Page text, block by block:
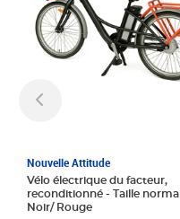
Nouvelle Attitude
Vélo électrique du facteur,
reconditionné - Taille normale -
Noir/ Rouge